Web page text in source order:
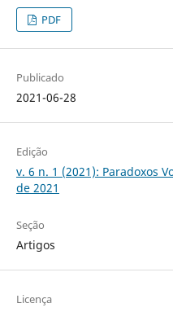
PDF
Publicado
2021-06-28
Edição
v. 6 n. 1 (2021): Paradoxos
de 2021
Seção
Artigos
Licença